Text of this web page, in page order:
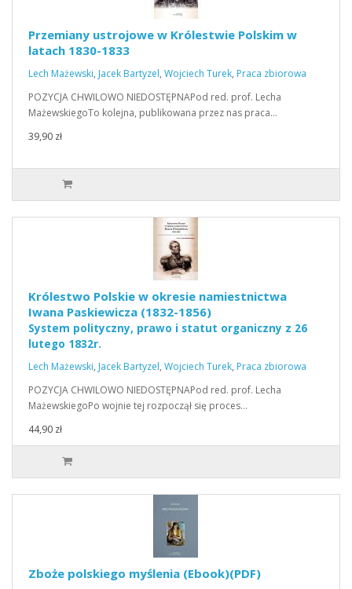
Przemiany ustrojowe w Królestwie Polskim w
latach 1830-1833
Lech Mażewski, Jacek Bartyzel, Wojciech Turek, Praca zbiorowa
POZYCJA CHWILOWO NIEDOSTĘPNAPod red. prof. Lecha
MażewskiegoTo kolejna, publikowana przez nas praca…
39,90 zł
Królestwo Polskie w okresie namiestnictwa
Iwana Paskiewicza (1832-1856)
System polityczny, prawo i statut organiczny z 26
lutego 1832r.
Lech Mażewski, Jacek Bartyzel, Wojciech Turek, Praca zbiorowa
POZYCJA CHWILOWO NIEDOSTĘPNAPod red. prof. Lecha
MażewskiegoPo wojnie tej rozpoczął się proces…
44,90 zł
Zboże polskiego myślenia (Ebook)(PDF)